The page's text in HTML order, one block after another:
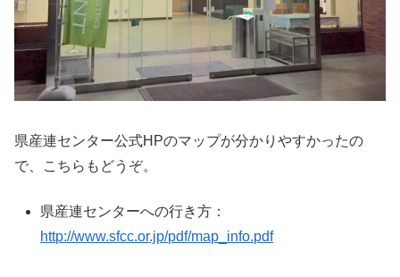
県産連センター公式HPのマップが分かりやすかったの
で、こちらもどうぞ。
県産連センターへの行き方：
http://www.sfcc.or.jp/pdf/map_info.pdf